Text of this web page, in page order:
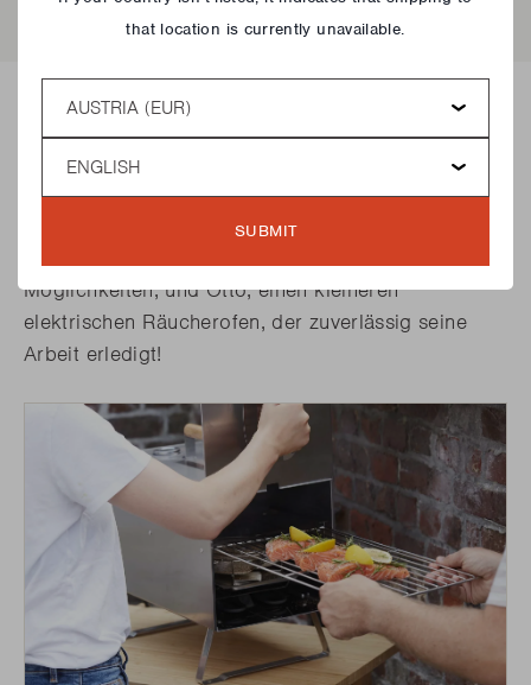
Welche Räucheröfen hat
Barbecook im Sortiment?
Barbecook bietet zwei Arten von Räucheröfen an:
Möglichkeiten, und Otto, einen kleineren
elektrischen Räucherofen, der zuverlässig seine
Arbeit erledigt!
that location is currently unavailable.
Country
Language
SUBMIT